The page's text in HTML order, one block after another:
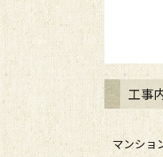
工事
マンショ